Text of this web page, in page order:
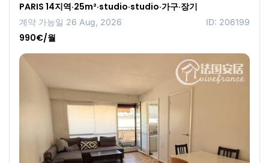
PARIS 14지역·25m²·studio·studio·가구·장기
계약 가능일 26 Aug, 2026 ID: 206199
990€/월